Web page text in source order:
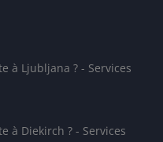
à Ljubljana ? - Services
à Diekirch ? - Services